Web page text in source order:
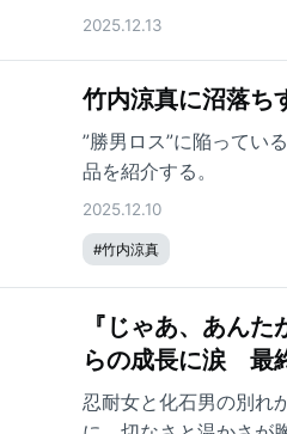
2025.12.13
竹内涼真に沼落ち
”勝男ロス”に陥ってい
品を紹介する。
2025.12.10
#竹内涼真
『じゃあ、あん
らの成長に涙 最
忍耐女と化石男の別れ